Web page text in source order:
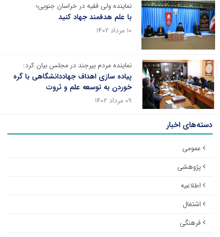
نماینده ولی فقیه در خراسان جنوبی؛
با علم هدفمند جهاد کنید
۱۰ مرداد ۱۴۰۲
نماینده مردم بیرجند در مجلس بیان کرد:
پیاده سازی اهداف جهاددانشگاهی با گره
خوردن به توسعه علم و ثروت
۰۹ مرداد ۱۴۰۲
دسته‌های اخبار
عمومی
پژوهشی
اطلاعیه
اشتغال
فرهنگی